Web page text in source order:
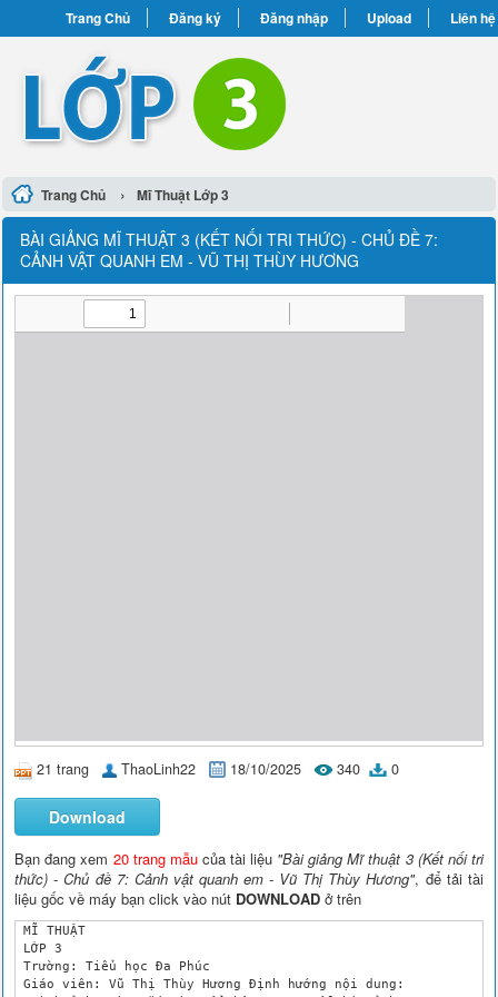
Trang Chủ Đăng ký Đăng nhập Upload Liên hệ
Trang Chủ › Mĩ Thuật Lớp 3
BÀI GIẢNG MĨ THUẬT 3 (KẾT NỐI TRI THỨC) - CHỦ ĐỀ 7:
CẢNH VẬT QUANH EM - VŨ THỊ THÙY HƯƠNG
21 trang ThaoLinh22 18/10/2025 340 0
Download
Bạn đang xem 20 trang mẫucủa tài liệu "Bài giảng Mĩ thuật 3 (Kết nối tri
thức) - Chủ đề 7: Cảnh vật quanh em - Vũ Thị Thùy Hương", để tải tài
liệu gốc về máy bạn click vào nút DOWNLOAD ở trên
MĨ THUẬT
LỚP 3
Trường: Tiểu học Đa Phúc
Giáo viên: Vũ Thị Thùy Hương Định hướng nội dung: